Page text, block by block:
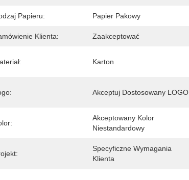
Papieru: Papier Pakowy
Klienta: Zaakceptować
Karton
Akceptuj Dostosowany LOGO
Akceptowany Kolor
Niestandardowy
Specyficzne Wymagania
Klienta